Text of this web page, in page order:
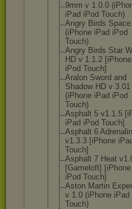
9mm v 1.0.0
iPad iPod Touch)
Angry Birds
(iPhone iPad iPod
Touch)
Angry Birds Star
HD v 1.1.2
iPod Touch]
Aralon Sword and
Shadow HD v 3.01
(iPhone iPad iPod
Touch)
Asphalt 5 v1.1.5
iPad iPod Touch]
Asphalt 6
v1.3.3 [iPhone
Touch]
Asphalt 7 Heat
[Gameloft] [iPhone
iPod Touch]
Aston Martin
v 1.0 (iPhone iPad
Touch)